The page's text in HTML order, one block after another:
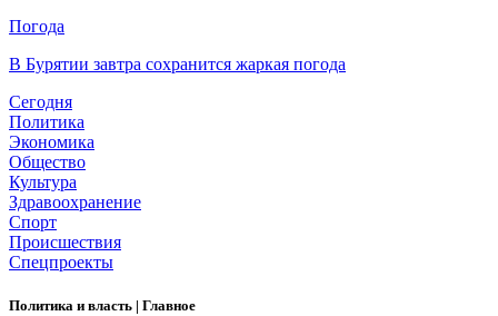
Погода
В Бурятии завтра сохранится жаркая погода
Сегодня
Политика
Экономика
Общество
Культура
Здравоохранение
Спорт
Происшествия
Спецпроекты
Политика и власть | Главное